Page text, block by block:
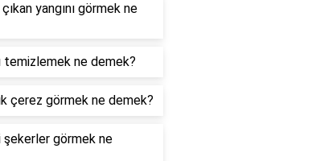
yangını görmek ne
temizlemek ne demek?
çerez görmek ne demek?
şekerler görmek ne